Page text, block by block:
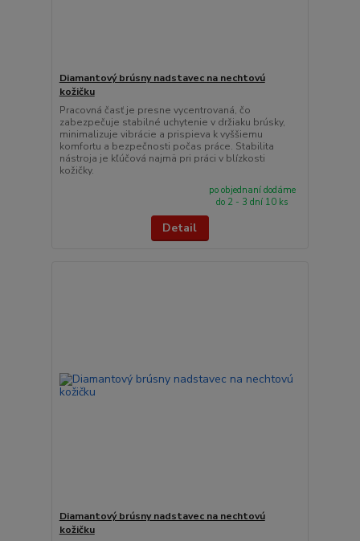
Diamantový brúsny nadstavec na nechtovú
kožičku
Pracovná časť je presne vycentrovaná, čo
zabezpečuje stabilné uchytenie v držiaku brúsky,
minimalizuje vibrácie a prispieva k vyššiemu
komfortu a bezpečnosti počas práce. Stabilita
nástroja je kľúčová najmä pri práci v blízkosti
kožičky.
po objednaní dodáme
do 2 - 3 dní 10 ks
Detail
Diamantový brúsny nadstavec na nechtovú
kožičku